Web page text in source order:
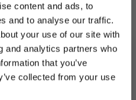
content and ads, to
and to analyse our traffic.
your use of our site with
and analytics partners who
that you’ve
collected from your use
og aktiviteter